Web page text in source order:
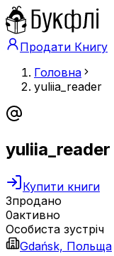
Продати Книгу
Головна
yuliia_reader
yuliia_reader
Купити книги
3продано
0активно
Особиста зустріч
Gdańsk, Польща